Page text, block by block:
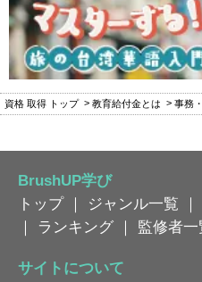
資格 取得 トップ 教育給付金とは 事務
BrushUP学び
トップ｜ ジャンル一覧 ｜
｜
ランキング ｜ 監修者一
サイトについて